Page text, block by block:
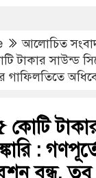
আলোচিত
টাকার সাউন্ড
গাফিলতিতে
কোটি
:
বন্ধ, তবু